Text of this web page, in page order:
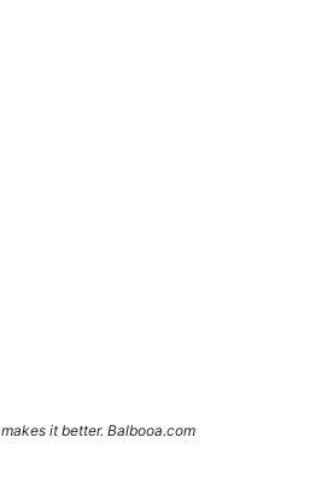
makes it better. Balbooa.com